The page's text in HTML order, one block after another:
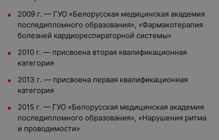
2009 г. — ГУО «Белорусская медицинская академия
последипломного образования», «Фармакотерапия
болезней кардиореспираторной системы»
2010 г. — присвоена вторая квалификационная
категория
2013 г. — присвоена первая квалификационная
категория
2015 г. — ГУО «Белорусская медицинская академия
последипломного образования», «Нарушения ритма
и проводимости»